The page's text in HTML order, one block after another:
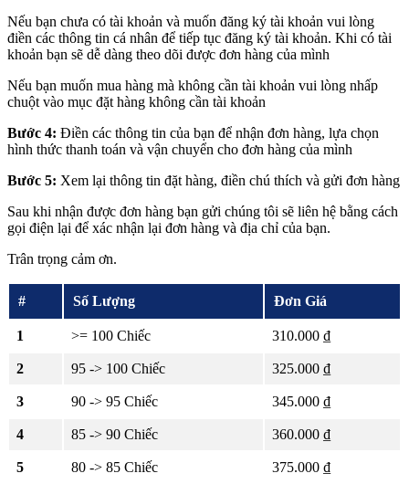
Nếu bạn chưa có tài khoản và muốn đăng ký tài khoản vui lòng
điền các thông tin cá nhân để tiếp tục đăng ký tài khoản. Khi có tài
khoản bạn sẽ dễ dàng theo dõi được đơn hàng của mình
Nếu bạn muốn mua hàng mà không cần tài khoản vui lòng nhấp
chuột vào mục đặt hàng không cần tài khoản
Bước 4: Điền các thông tin của bạn để nhận đơn hàng, lựa chọn
hình thức thanh toán và vận chuyển cho đơn hàng của mình
Bước 5: Xem lại thông tin đặt hàng, điền chú thích và gửi đơn hàng
Sau khi nhận được đơn hàng bạn gửi chúng tôi sẽ liên hệ bằng cách
gọi điện lại để xác nhận lại đơn hàng và địa chỉ của bạn.
Trân trọng cảm ơn.
# Số Lượng Đơn Giá
1 >= 100 Chiếc 310.000 ₫
2 95 -> 100 Chiếc 325.000 ₫
3 90 -> 95 Chiếc 345.000 ₫
4 85 -> 90 Chiếc 360.000 ₫
5 80 -> 85 Chiếc 375.000 ₫